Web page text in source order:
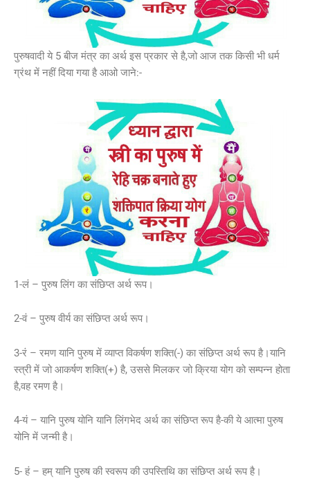
पुरुषवादी ये 5 बीज मंत्र का अर्थ इस प्रकार से है,जो आज तक किसी भी धर्म
ग्रंथ में नहीं दिया गया है आओ जाने:-
1-लं – पुरुष लिंग का संछिप्त अर्थ रूप।
2-वं – पुरुष वीर्य का संछिप्त अर्थ रूप।
3-रं – रमण यानि पुरुष में व्याप्त विकर्षण शक्ति(-) का संछिप्त अर्थ रूप है।यानि
स्त्री में जो आकर्षण शक्ति(+) है, उससे मिलकर जो क्रिया योग को सम्पन्न होता
है,वह रमण है।
4-यं – यानि पुरुष योनि यानि लिंगभेद अर्थ का संछिप्त रूप है-की ये आत्मा पुरुष
योनि में जन्मी है।
5- हं – हम् यानि पुरुष की स्वरूप की उपस्तिथि का संछिप्त अर्थ रूप है।